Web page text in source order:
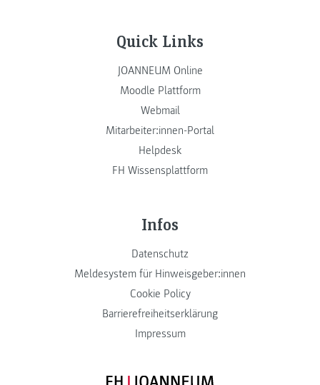
Quick Links
JOANNEUM Online
Moodle Plattform
Webmail
Mitarbeiter:innen-Portal
Helpdesk
FH Wissensplattform
Infos
Datenschutz
Meldesystem für Hinweisgeber:innen
Cookie Policy
Barrierefreiheitserklärung
Impressum